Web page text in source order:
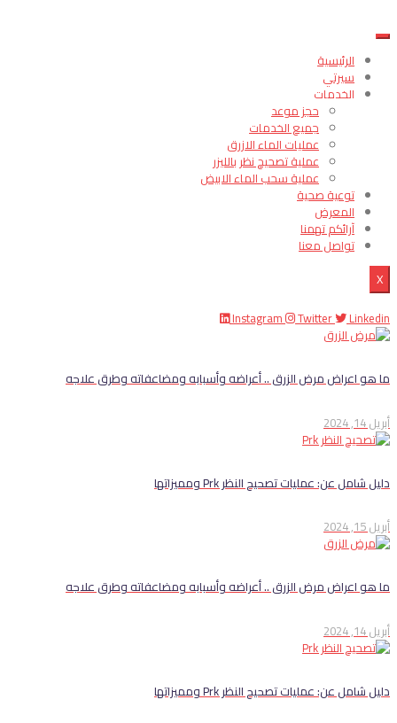
الرئيسية
سيرتي
الخدمات
حجز موعد
جميع الخدمات
عمليات الماء الازرق
عملية تصحيح نظر بالليزر
عملية سحب الماء الابيض
توعية صحية
المعرض
آرائكم تهمنا
تواصل معنا
X
Instagram Twitter Linkedin
ما هو اعراض مرض الزرق .. أعراضه وأسبابه ومضاعفاته وطرق علاجه
أبريل 14, 2024
دليل شامل عن: عمليات تصحيح النظر Prk ومميزاتها
أبريل 15, 2024
ما هو اعراض مرض الزرق .. أعراضه وأسبابه ومضاعفاته وطرق علاجه
أبريل 14, 2024
دليل شامل عن: عمليات تصحيح النظر Prk ومميزاتها